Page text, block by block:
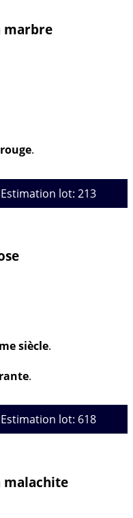
marbre
.
Estimation lot: 213
siècle.
.
Estimation lot: 618
malachite